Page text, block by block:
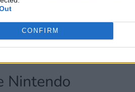
CONFIRM
Nintendo